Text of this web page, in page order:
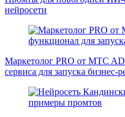
нейросети
Маркетолог PRO от MTC
сервиса для запуска бизнес-